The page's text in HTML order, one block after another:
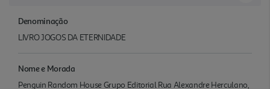
Denominação
LIVRO JOGOS DA ETERNIDADE
Nome e Morada
Penguin Random House Grupo Editorial Rua Alexandre Herculano,